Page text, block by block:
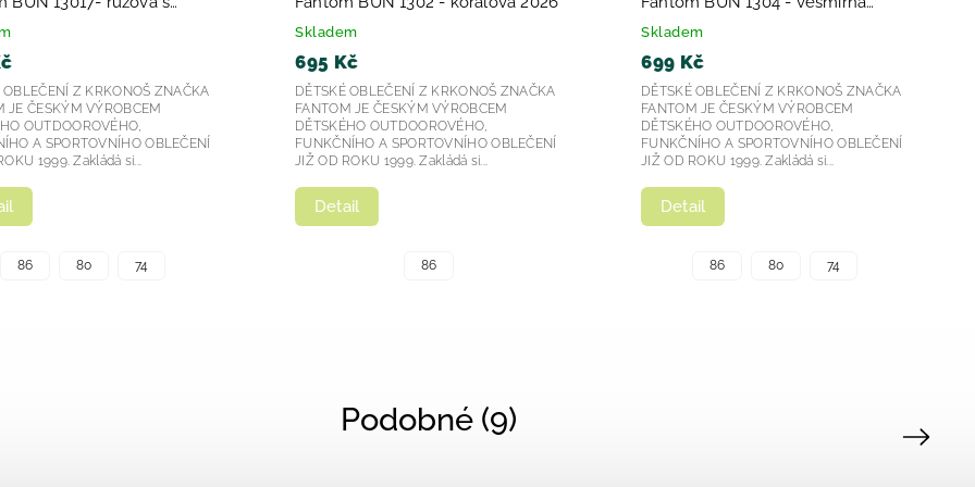
potiskem - srdíčka 2026
OBLEČENÍ Z KRKONOŠ ZNAČKA
JE ČESKÝM VÝROBCEM
OUTDOOROVÉHO,
A SPORTOVNÍHO OBLEČENÍ
1999. Zakládá si...
86 80 74
Skladem
695 Kč
Detail
DĚTSKÉ OBLEČENÍ Z KRKONOŠ ZNAČKA
FANTOM JE ČESKÝM VÝROBCEM
DĚTSKÉHO OUTDOOROVÉHO,
FUNKČNÍHO A SPORTOVNÍHO OBLEČENÍ
JIŽ OD ROKU 1999. Zakládá si...
86
2026
Skladem
699 Kč
Detail
DĚTSKÉ OBLEČENÍ Z KRKONOŠ ZNAČKA
FANTOM JE ČESKÝM VÝROBCEM
DĚTSKÉHO OUTDOOROVÉHO,
FUNKČNÍHO A SPORTOVNÍHO OBLEČENÍ
JIŽ OD ROKU 1999. Zakládá si...
86 80 74
Podobné (9) Next